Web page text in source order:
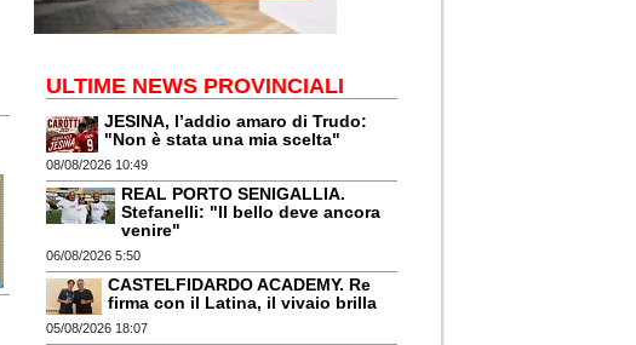
ULTIME NEWS PROVINCIALI
JESINA, l’addio amaro di Trudo:
"Non è stata una mia scelta"
08/08/2026 10:49
REAL PORTO SENIGALLIA.
Stefanelli: "Il bello deve ancora
venire"
06/08/2026 5:50
CASTELFIDARDO ACADEMY. Re
firma con il Latina, il vivaio brilla
05/08/2026 18:07